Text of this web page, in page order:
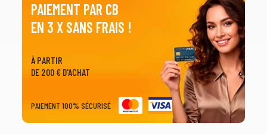
PAIEMENT PAR CB
EN 3 X SANS FRAIS !
À PARTIR
DE 200 € D'ACHAT
PAIEMENT 100% SÉCURISÉ